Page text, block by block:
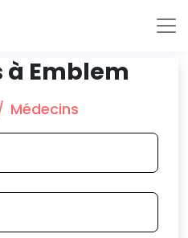
à Emblem
Médecins